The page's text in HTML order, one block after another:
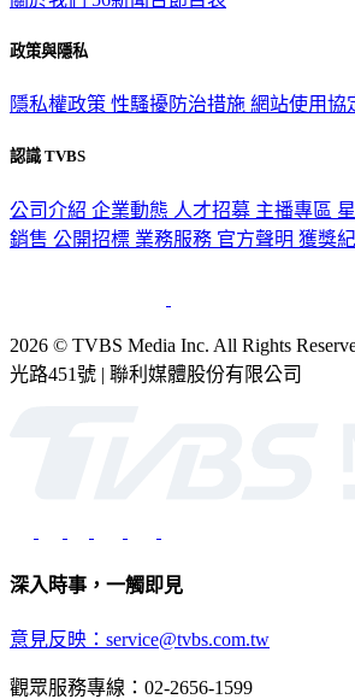
政策與隱私
隱私權政策 性騷擾防治措施 網站使用協
認識 TVBS
公司介紹 企業動態 人才招募 主播專區
銷售 公開招標 業務服務 官方聲明 獲獎
2026 © TVBS Media Inc. All Rights
光路451號 | 聯利媒體股份有限公司
深入時事，一觸即見
意見反映：service@tvbs.com.tw
觀眾服務專線：02-2656-1599